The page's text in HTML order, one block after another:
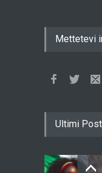
Mettetevi
Ultimi Post